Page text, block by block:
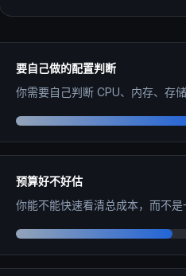
要自己做的配置判断
你需要自己判断 CPU、内存、存
预算好不好估
你能不能快速看清总成本，而不